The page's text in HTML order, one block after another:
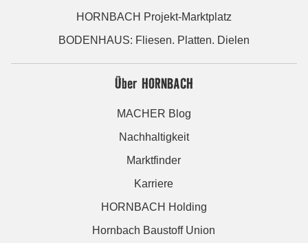
HORNBACH Projekt-Marktplatz
BODENHAUS: Fliesen. Platten. Dielen
Über HORNBACH
MACHER Blog
Nachhaltigkeit
Marktfinder
Karriere
HORNBACH Holding
Hornbach Baustoff Union